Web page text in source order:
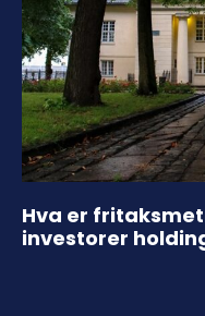
Hva er
investorer